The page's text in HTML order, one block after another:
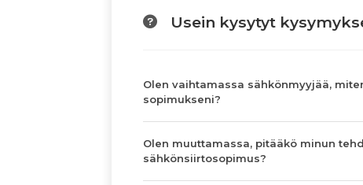
Usein kysytyt
Olen vaihtamassa sähkönmyyjää,
sopimukseni?
Olen muuttamassa, pitääkö minun
sähkönsiirtosopimus?